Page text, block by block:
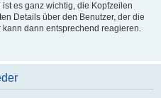
es ganz wichtig, die Kopfzeilen
Details über den Benutzer, der die
kann dann entsprechend reagieren.